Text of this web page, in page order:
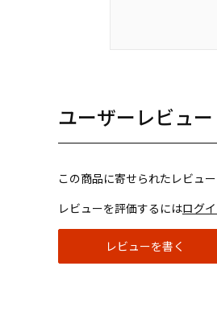
ユーザーレビュー
この商品に寄せられたレビュ
レビューを評価するにはログ
レビューを書く